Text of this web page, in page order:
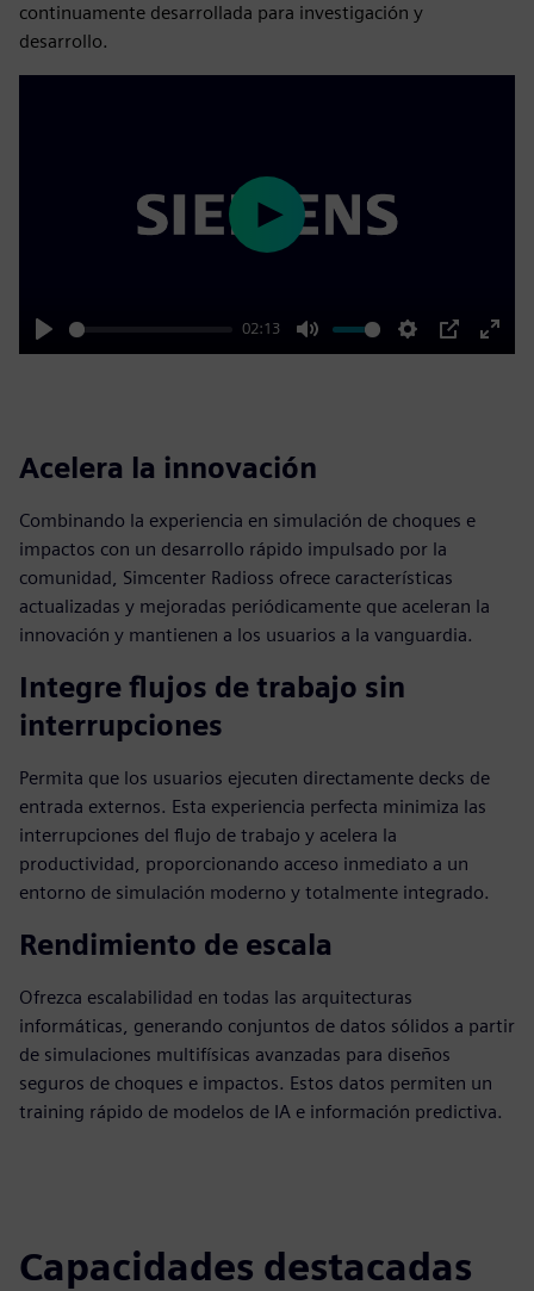
continuamente desarrollada para investigación y
desarrollo.
Play
02:13
Mute Settings
PIP
Enter
Play
Acelera la innovación
Combinando la experiencia en simulación de choques e
impactos con un desarrollo rápido impulsado por la
comunidad, Simcenter Radioss ofrece características
actualizadas y mejoradas periódicamente que aceleran la
innovación y mantienen a los usuarios a la vanguardia.
Integre flujos de trabajo sin
interrupciones
Permita que los usuarios ejecuten directamente decks de
entrada externos. Esta experiencia perfecta minimiza las
interrupciones del flujo de trabajo y acelera la
productividad, proporcionando acceso inmediato a un
entorno de simulación moderno y totalmente integrado.
Rendimiento de escala
Ofrezca escalabilidad en todas las arquitecturas
informáticas, generando conjuntos de datos sólidos a partir
de simulaciones multifísicas avanzadas para diseños
seguros de choques e impactos. Estos datos permiten un
training rápido de modelos de IA e información predictiva.
Capacidades destacadas